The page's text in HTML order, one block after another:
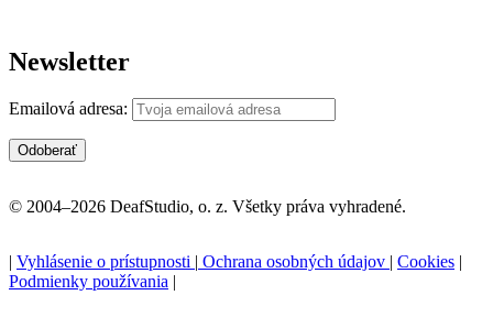
Newsletter
Emailová adresa:
© 2004–2026 DeafStudio, o. z. Všetky práva vyhradené.
| Vyhlásenie o prístupnosti | Ochrana osobných údajov | Cookies |
Podmienky používania |